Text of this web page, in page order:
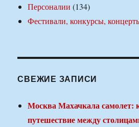
Персоналии (134)
Фестивали, конкурсы,
СВЕЖИЕ ЗАПИСИ
Москва Махачкала самолет:
путешествие между